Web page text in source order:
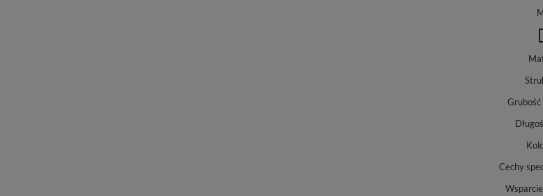
Grubość
Cechy